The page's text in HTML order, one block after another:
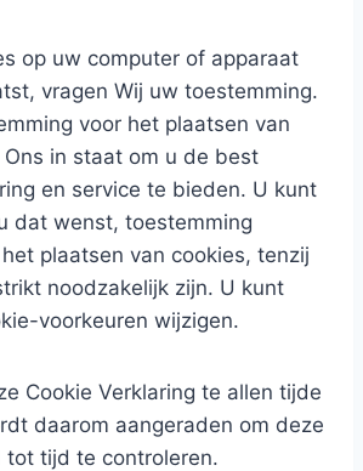
op uw computer of apparaat
vragen Wij uw toestemming.
voor het plaatsen van
in staat om u de best
en service te bieden. U kunt
dat wenst, toestemming
plaatsen van cookies, tenzij
noodzakelijk zijn. U kunt
voorkeuren wijzigen.
Cookie Verklaring te allen tijde
daarom aangeraden om deze
tot tijd te controleren.